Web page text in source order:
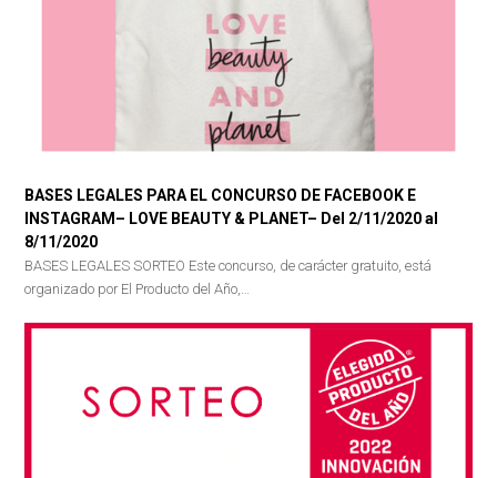
BASES LEGALES PARA EL CONCURSO DE FACEBOOK E
INSTAGRAM– LOVE BEAUTY & PLANET– Del 2/11/2020 al
8/11/2020
BASES LEGALES SORTEO Este concurso, de carácter gratuito, está
organizado por El Producto del Año,…